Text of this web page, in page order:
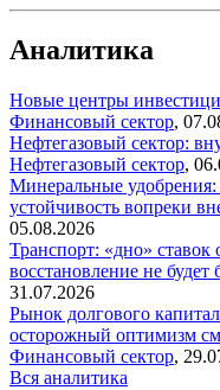
Аналитика
Новые центры
Финансовый сектор,
Нефтегазовый сектор:
Нефтегазовый сектор,
Минеральные удобрения:
устойчивость вопреки
05.08.2026
Транспорт: «дно» ставок
восстановление не
31.07.2026
Рынок долгового
осторожный оптимизм
Финансовый сектор,
Вся аналитика